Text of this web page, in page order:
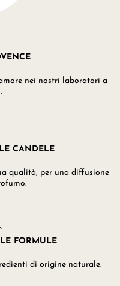
nei nostri laboratori a
CANDELE
qualità, per una diffusione
FORMULE
di origine naturale.